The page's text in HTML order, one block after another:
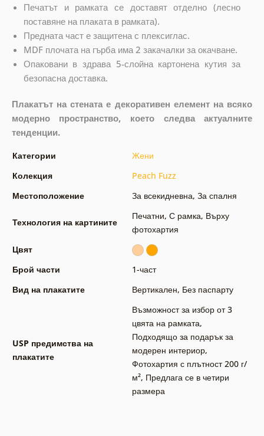
Печатът и рамката се доставят отделно (лесно
поставяне на плаката в рамката).
Предната част е защитена с плексиглас.
MDF плочата на гърба има 2 закачалки за окачване.
Опаковани в здрава 5-слойна картонена кутия за
безопасна доставка.
Плакатът на стената е декоративен елемент на всяко
модерно пространство, което следва актуалните
тенденции.
Категории
Жени
Колекция
Peach Fuzz
Местоположение
За всекидневна, За спалня
Технология на картините
Печатни, С рамка, Върху
фотохартия
Цвят
Брой части
1-част
Вид на плакатите
Вертикален, Без паспарту
USP предимства на
плакатите
Възможност за избор от 3
цвята на рамката,
Подходящо за подарък за
модерен интериор,
Фотохартия с плътност 200 г/
м², Предлага се в четири
размера